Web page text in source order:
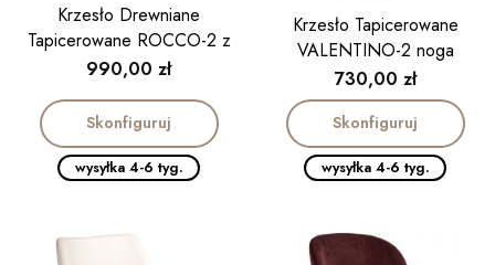
Krzesło Drewniane
Tapicerowane ROCCO-2 z
podłokietnikiem
Cena
990,00 zł
Skonfiguruj
wysyłka 4-6 tyg.
Krzesło Tapicerowane
VALENTINO-2 noga
drewniana
Cena
730,00 zł
Skonfiguruj
wysyłka 4-6 tyg.